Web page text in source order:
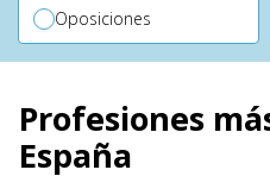
Oposiciones
Profesiones
España